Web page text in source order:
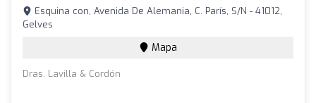
Esquina con, Avenida De Alemania, C. París, S/N - 41012,
Gelves
Mapa
Dras. Lavilla & Cordón